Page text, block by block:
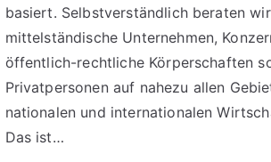
basiert. Selbstverständlich beraten wir
mittelständische Unternehmen,
öffentlich-rechtliche Körperschaften
Privatpersonen auf nahezu allen
nationalen und internationalen
Das ist…